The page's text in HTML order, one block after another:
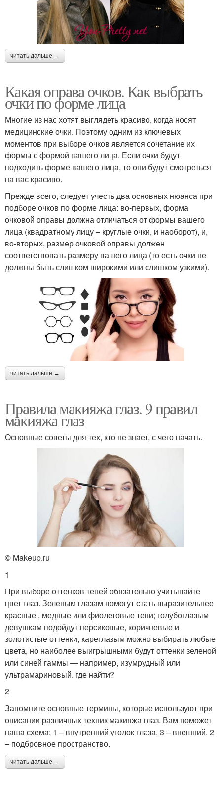
читать дальше →
Какая оправа очков. Как выбрать
очки по форме лица
Многие из нас хотят выглядеть красиво, когда носят
медицинские очки. Поэтому одним из ключевых
моментов при выборе очков является сочетание их
формы с формой вашего лица. Если очки будут
подходить форме вашего лица, то они будут смотреться
на вас красиво.
Прежде всего, следует учесть два основных нюанса при
подборе очков по форме лица: во-первых, форма
очковой оправы должна отличаться от формы вашего
лица (квадратному лицу – круглые очки, и наоборот), и,
во-вторых, размер очковой оправы должен
соответствовать размеру вашего лица (то есть очки не
должны быть слишком широкими или слишком узкими).
читать дальше →
Правила макияжа глаз. 9 правил
макияжа глаз
Основные советы для тех, кто не знает, с чего начать.
© Makeup.ru
1
При выборе оттенков теней обязательно учитывайте
цвет глаз. Зеленым глазам помогут стать выразительнее
красные , медные или фиолетовые тени; голубоглазым
девушкам подойдут персиковые, коричневые и
золотистые оттенки; кареглазым можно выбирать любые
цвета, но наиболее выигрышными будут оттенки зеленой
или синей гаммы — например, изумрудный или
ультрамариновый. где найти?
2
Запомните основные термины, которые используют при
описании различных техник макияжа глаз. Вам поможет
наша схема: 1 – внутренний уголок глаза, 3 – внешний, 2
– подбровное пространство.
читать дальше →